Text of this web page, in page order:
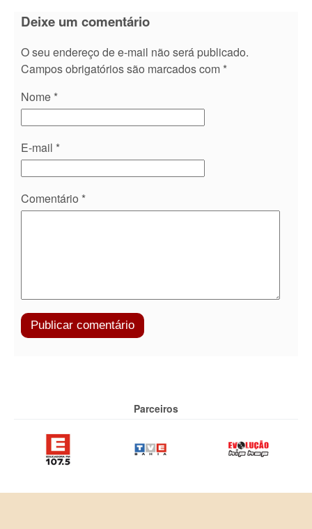
Deixe um comentário
O seu endereço de e-mail não será publicado.
Campos obrigatórios são marcados com *
Nome *
E-mail *
Comentário *
Parceiros